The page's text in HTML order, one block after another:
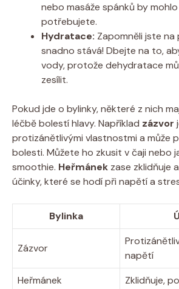
nebo masáže spánků by
potřebujete.
Hydratace: Zapomněli jste na
snadno stává! Dbejte na to,
vody, protože dehydratace
zesílit.
Pokud jde o bylinky, některé z nich
léčbě bolestí hlavy. Například zázvor
protizánětlivými vlastnostmi a může
bolesti. Můžete ho zkusit v čaji nebo
smoothie. Heřmánek zase zklidňuje
účinky, které se hodí při napětí a
Bylinka
Zázvor
napětí
Heřmánek
Zklidňuje,